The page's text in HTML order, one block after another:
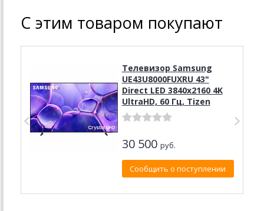
С этим товаром покупают
Телевизор Samsung
UE43U8000FUXRU 43"
Direct LED 3840x2160 4K
UltraHD, 60 Гц, Tizen
30 500 руб.
Сообщить о поступлении